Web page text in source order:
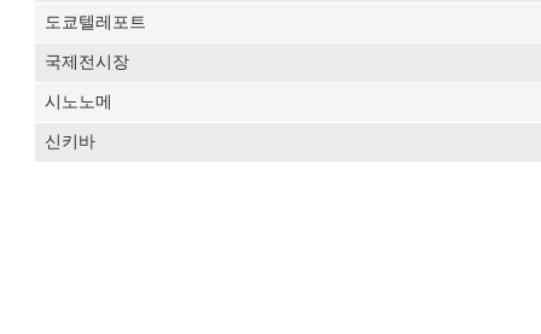
도쿄텔레포트
국제전시장
시노노메
신키바